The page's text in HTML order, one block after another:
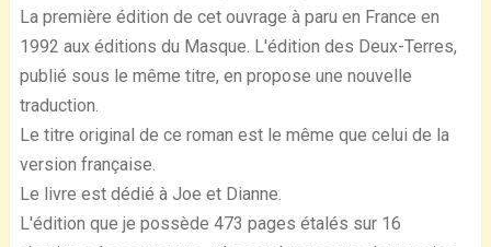
La première édition de cet ouvrage à paru en France en
1992 aux éditions du Masque. L'édition des Deux-Terres,
publié sous le même titre, en propose une nouvelle
traduction.
Le titre original de ce roman est le même que celui de la
version française.
Le livre est dédié à Joe et Dianne.
L'édition que je possède 473 pages étalés sur 16